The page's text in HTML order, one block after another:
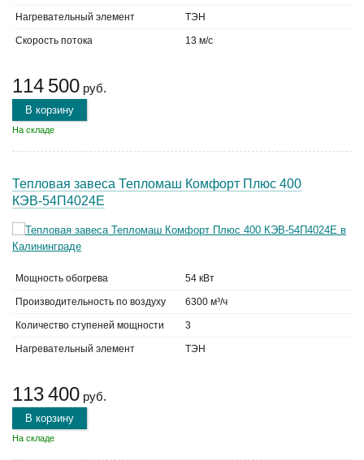
Нагревательный элемент ТЭН
Скорость потока 13 м/с
114 500 руб.
В корзину
На складе
Тепловая завеса Тепломаш Комфорт Плюс 400
КЭВ-54П4024Е
Мощность обогрева 54 кВт
Производительность по воздуху 6300 м³/ч
Количество ступеней мощности 3
Нагревательный элемент ТЭН
113 400 руб.
В корзину
На складе